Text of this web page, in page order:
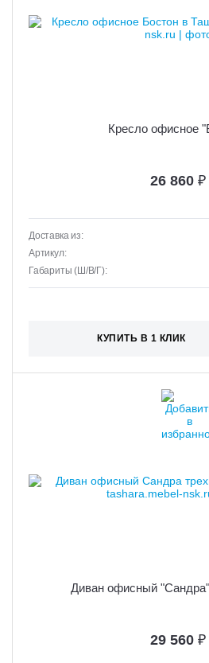
Кресло офисное
26 860 ₽
Доставка из:
Артикул:
Габариты (Ш/В/Г):
КУПИТЬ В 1 КЛИК
Диван офисный
29 560 ₽